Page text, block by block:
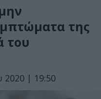
της
του
2020 | 19:50